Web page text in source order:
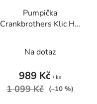
Pumpička
Crankbrothers Klic HV
Na dotaz
989 Kč / ks
1 099 Kč (–10 %)